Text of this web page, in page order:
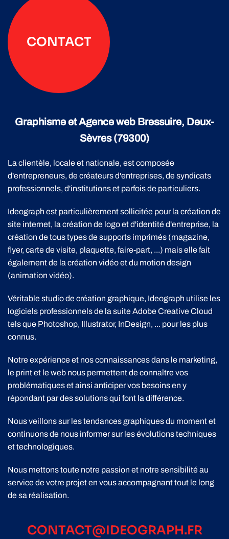
CONTACT
Graphisme et Agence web Bressuire, Deux-
Sèvres (79300)
La clientèle, locale et nationale, est composée
d'entrepreneurs, de créateurs d'entreprises, de syndicats
professionnels, d'institutions et parfois de particuliers.
Ideograph est particulièrement sollicitée pour la création de
site internet, la création de logo et d'identité d'entreprise, la
création de tous types de supports imprimés (magazine,
flyer, carte de visite, plaquette, faire-part, ...) mais elle fait
également de la création vidéo et du motion design
(animation vidéo).
Véritable studio de création graphique, Ideograph utilise les
logiciels professionnels de la suite Adobe Creative Cloud
tels que Photoshop, Illustrator, InDesign, ... pour les plus
connus.
Notre expérience et nos connaissances dans le marketing,
le print et le web nous permettent de connaître vos
problématiques et ainsi anticiper vos besoins en y
répondant par des solutions qui font la différence.
Nous veillons sur les tendances graphiques du moment et
continuons de nous informer sur les évolutions techniques
et technologiques.
Nous mettons toute notre passion et notre sensibilité au
service de votre projet en vous accompagnant tout le long
de sa réalisation.
CONTACT@IDEOGRAPH.FR